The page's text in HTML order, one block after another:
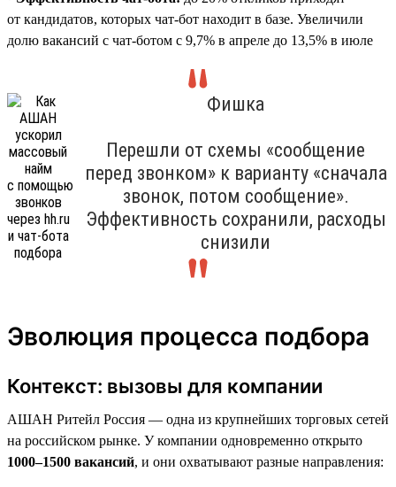
от кандидатов, которых чат-бот находит в базе. Увеличили
долю вакансий с чат-ботом с 9,7% в апреле до 13,5% в июле
Фишка
Перешли от схемы «сообщение
перед звонком» к варианту «сначала
звонок, потом сообщение».
Эффективность сохранили, расходы
снизили
Эволюция процесса подбора
Контекст: вызовы для компании
АШАН Ритейл Россия — одна из крупнейших торговых сетей
на российском рынке. У компании одновременно открыто
1000–1500 вакансий, и они охватывают разные направления: